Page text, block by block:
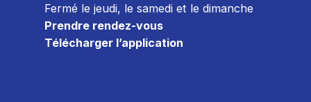
Fermé le jeudi, le samedi et le dimanche
Prendre rendez-vous
Télécharger l’application